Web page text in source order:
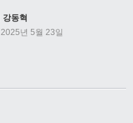
강동혁
2025년 5월 23일